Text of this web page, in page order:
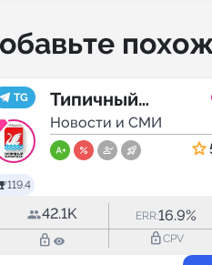
TG
119.4
Типичный
Долгопрудный
Новости и СМИ
42.1K ERR:16.9%
lock_outline lock_outlineCPV